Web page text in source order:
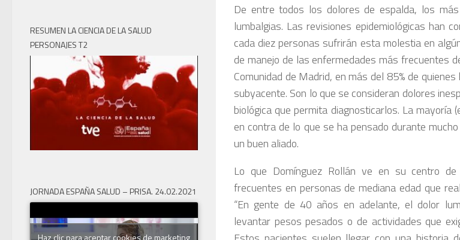
De entre todos los dolores de espalda, los
lumbalgias. Las revisiones epidemiológicas han
cada diez personas sufrirán esta molestia en
de manejo de las enfermedades más frecuentes
Comunidad de Madrid, en más del 85% de
subyacente. Son lo que se consideran dolores
biológica que permita diagnosticarlos. La mayoría
en contra de lo que se ha pensado durante
un buen aliado.
Lo que Domínguez Rollán ve en su centro
frecuentes en personas de mediana edad que
“En gente de 40 años en adelante, el dolor
levantar pesos pesados o de actividades que
RESUMEN LA CIENCIA DE LA SALUD
PERSONAJES T2
JORNADA ESPAÑA SALUD – PRISA. 24.02.2021
Haz clic para aceptar cookies de marketing